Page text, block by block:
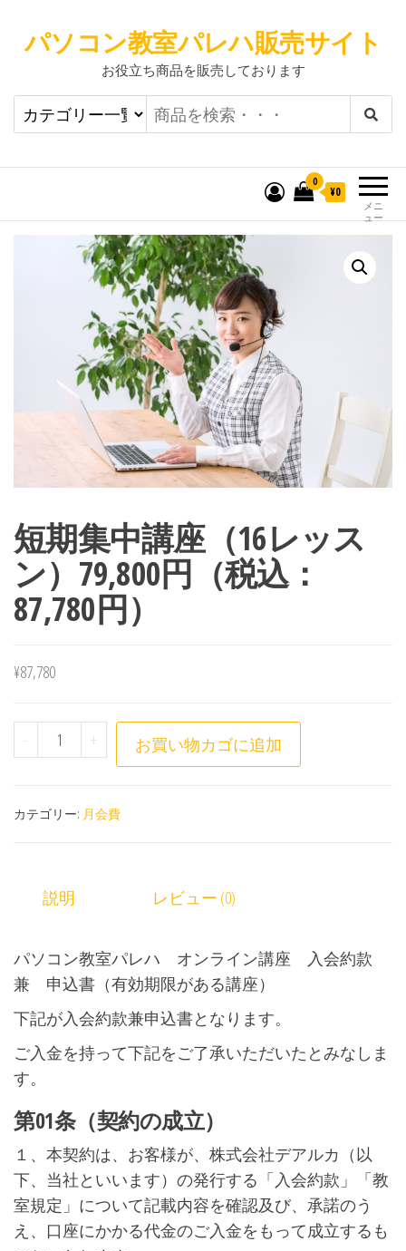
パソコン教室パレハ販売サイト
お役立ち商品を販売しております
メニ
ュー
0
¥0
短期集中講座（16レッス
ン）79,800円（税込：
87,780円）
¥87,780
- 短期集中講座（16レッスン）79,800円（税込：
+ お買い物カゴに追加
カテゴリー: 月会費
説明 レビュー (0)
パソコン教室パレハ オンライン講座 入会約款
兼 申込書（有効期限がある講座）
下記が入会約款兼申込書となります。
ご入金を持って下記をご了承いただいたとみなしま
す。
第01条（契約の成立）
１、本契約は、お客様が、株式会社デアルカ（以
下、当社といいます）の発行する「入会約款」「教
室規定」について記載内容を確認及び、承諾のう
え、口座にかかる代金のご入金をもって成立するも